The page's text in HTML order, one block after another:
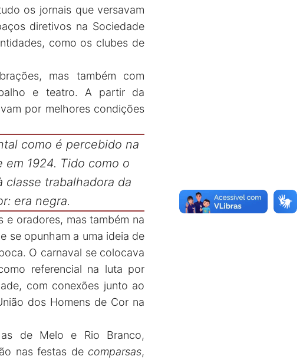
os jornais que versavam
diretivos na Sociedade
como os clubes de
mas também com
e teatro. A partir da
por melhores condições
como é percebido na
em 1924. Tido como o
trabalhadora da
era negra.
e oradores, mas também na
se opunham a uma ideia de
O carnaval se colocava
referencial na luta por
com conexões junto ao
dos Homens de Cor na
de Melo e Rio Branco,
nas festas de comparsas,